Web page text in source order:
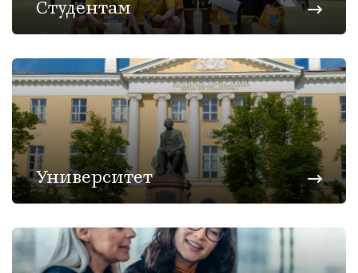
Студентам
Университет